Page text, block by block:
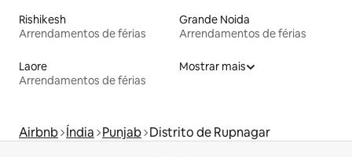
Rishikesh
Arrendamentos de férias
Grande Noida
Arrendamentos de férias
Laore
Arrendamentos de férias
Mostrar mais
Airbnb Índia Punjab Distrito de Rupnagar